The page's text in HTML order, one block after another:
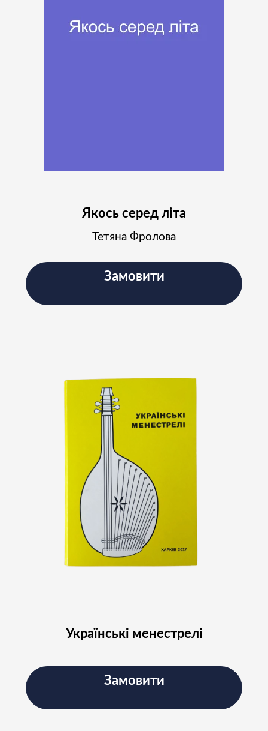
Якось серед літа
Тетяна Фролова
Замовити
Українські менестрелі
Замовити
Підпишіться на наш
Instagram і слідкуйте за